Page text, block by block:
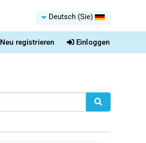
Deutsch (Sie)
Neu registrieren Einloggen